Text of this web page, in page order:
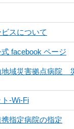
スについて
facebook ページ
地域災害拠点病院
-Wi-Fi
指定病院の指定